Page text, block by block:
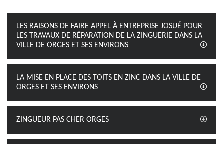
LES RAISONS DE FAIRE APPEL À ENTREPRISE JOSUÉ POUR
LES TRAVAUX DE RÉPARATION DE LA ZINGUERIE DANS LA
VILLE DE ORGES ET SES ENVIRONS
LA MISE EN PLACE DES TOITS EN ZINC DANS LA VILLE DE
ORGES ET SES ENVIRONS
ZINGUEUR PAS CHER ORGES